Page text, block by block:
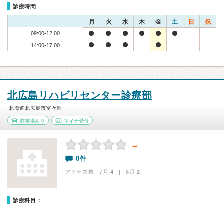
診療時間
月 火 水 木 金 土 日 祝
09:00-12:00
14:00-17:00
北広島リハビリセンター診療部
北海道北広島市富ケ岡
駐車場あり マイナ受付
－
0件
アクセス数 7月:4 | 6月:2
診療科目：